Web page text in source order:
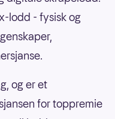
lodd - fysisk og
og er et
for toppremie